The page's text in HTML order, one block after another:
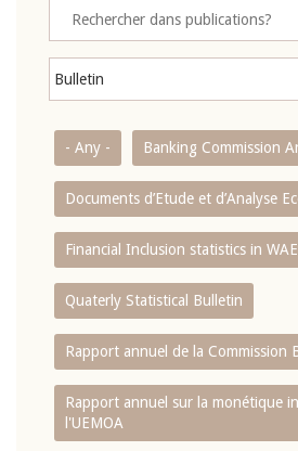
- Any - Banking Commission
Documents d’Etude et d’Analyse
Financial Inclusion statistics in
Quaterly Statistical Bulletin
Rapport annuel de la Commission
Rapport annuel sur la monétique
l'UEMOA